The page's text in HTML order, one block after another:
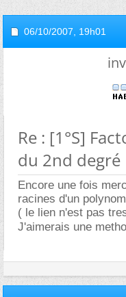
06/10/2007, 19h01
Re : [1°S]
du 2nd degré
Encore une fois
racines d'un
( le lien n'est pas
J'aimerais une